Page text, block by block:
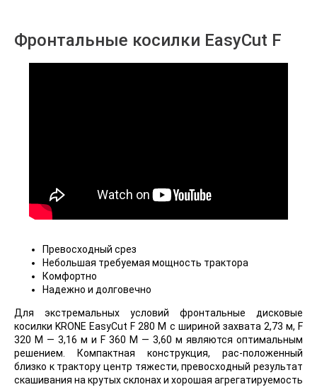
Фронтальные косилки EasyCut F
Превосходный срез
Небольшая требуемая мощность трактора
Комфортно
Надежно и долговечно
Для экстремальных условий фронтальные дисковые
косилки KRONE EasyCut F 280 M с шириной захвата 2,73 м, F
320 M — 3,16 м и F 360 M — 3,60 м являются оптимальным
решением. Компактная конструкция, рас-положенный
близко к трактору центр тяжести, превосходный результат
скашивания на крутых склонах и хорошая агрегатируемость